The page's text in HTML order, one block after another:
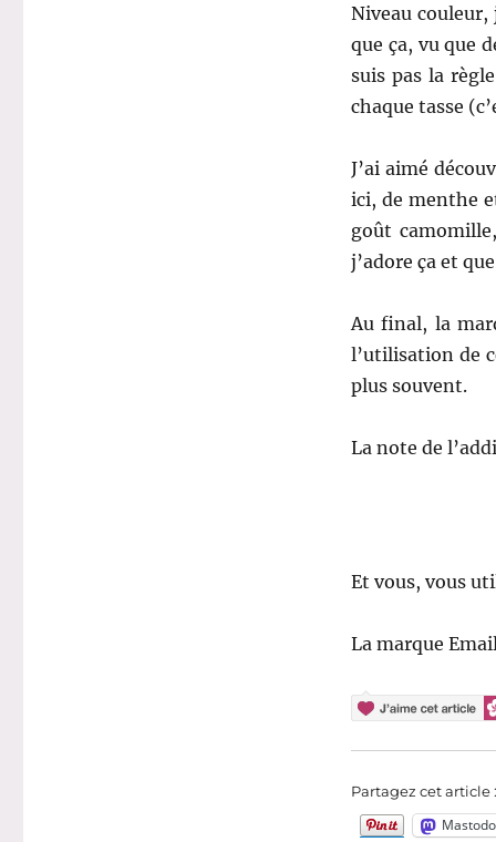
Niveau couleur,
que ça, vu que
suis pas la
chaque tasse
J’ai aimé
ici, de menthe
goût
j’adore ça et
Au final, la
l’utilisation de
plus souvent.
La note de
Et vous, vous
La marque
Partagez cet article :